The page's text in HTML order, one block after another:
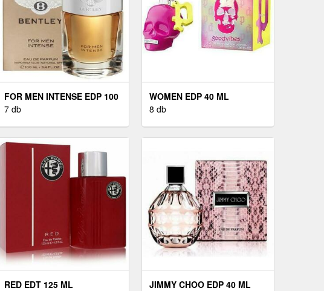
FOR MEN INTENSE EDP 100
ML
7 db
WOMEN EDP 40 ML
8 db
RED EDT 125 ML JIMMY CHOO EDP 40 ML